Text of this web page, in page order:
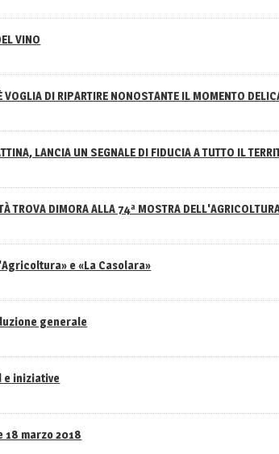
VINO
DI RIPARTIRE NONOSTANTE IL MOMENTO
LANCIA UN SEGNALE DI FIDUCIA A TUTTO IL
TROVA DIMORA ALLA 74ª MOSTRA
e «La Casolara»
generale
e iniziative
18 marzo 2018